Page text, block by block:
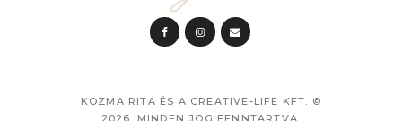
KOZMA RITA ÉS A CREATIVE-LIFE KFT. ©
2026. MINDEN JOG FENNTARTVA.